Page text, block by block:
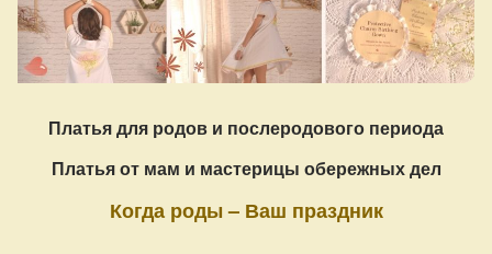
Платья для родов и послеродового периода
Платья от мам и мастерицы обережных дел
Когда роды – Ваш праздник